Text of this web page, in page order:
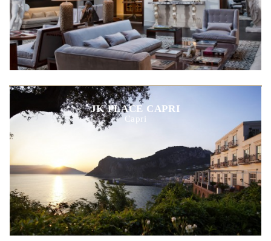
JK PLACE CAPRI
Capri